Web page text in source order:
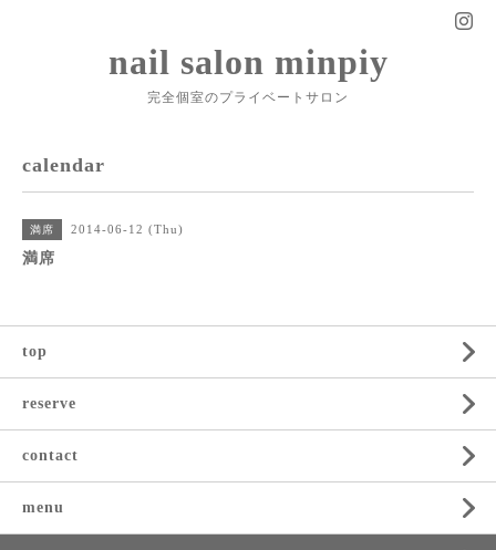
nail salon minpiy
完全個室のプライベートサロン
calendar
満席 2014-06-12 (Thu)
満席
top
reserve
contact
menu